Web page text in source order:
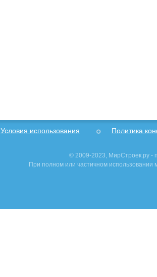
Условия использования Политика
© 2009-2023, МирСтроек.ру -
При полном или частичном использовании